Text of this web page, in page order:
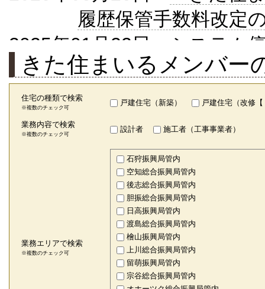
履歴保管手数料改定
2025年01月22日
システム
2024年01月23日【アップ
されます。
2023年07月11日【アップ
に対応しました。
2022年12月27日［アップ
応について。
2021年03月17日［アップ
に基づく「説明義務
できるようになりま
きた住まいるメンバー
住宅の種類で検索
※複数のチェック可
戸建住宅（新築） 戸建住宅（改修
業務内容で検索
※複数のチェック可
設計者 施工者（工事事業者）
業務エリアで検索
※複数のチェック可
石狩振興局管内
空知総合振興局管内
後志総合振興局管内
胆振総合振興局管内
日高振興局管内
渡島総合振興局管内
檜山振興局管内
上川総合振興局管内
留萌振興局管内
宗谷総合振興局管内